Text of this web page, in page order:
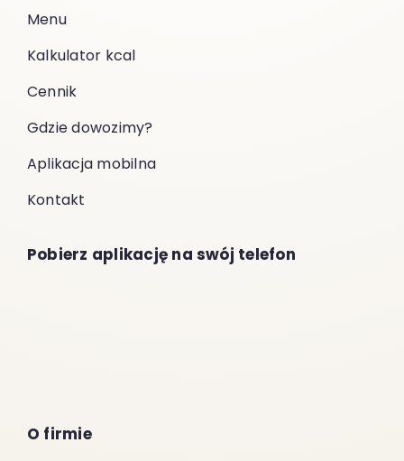
Menu
Kalkulator kcal
Cennik
Gdzie dowozimy?
Aplikacja mobilna
Kontakt
Pobierz aplikację na swój telefon
O firmie